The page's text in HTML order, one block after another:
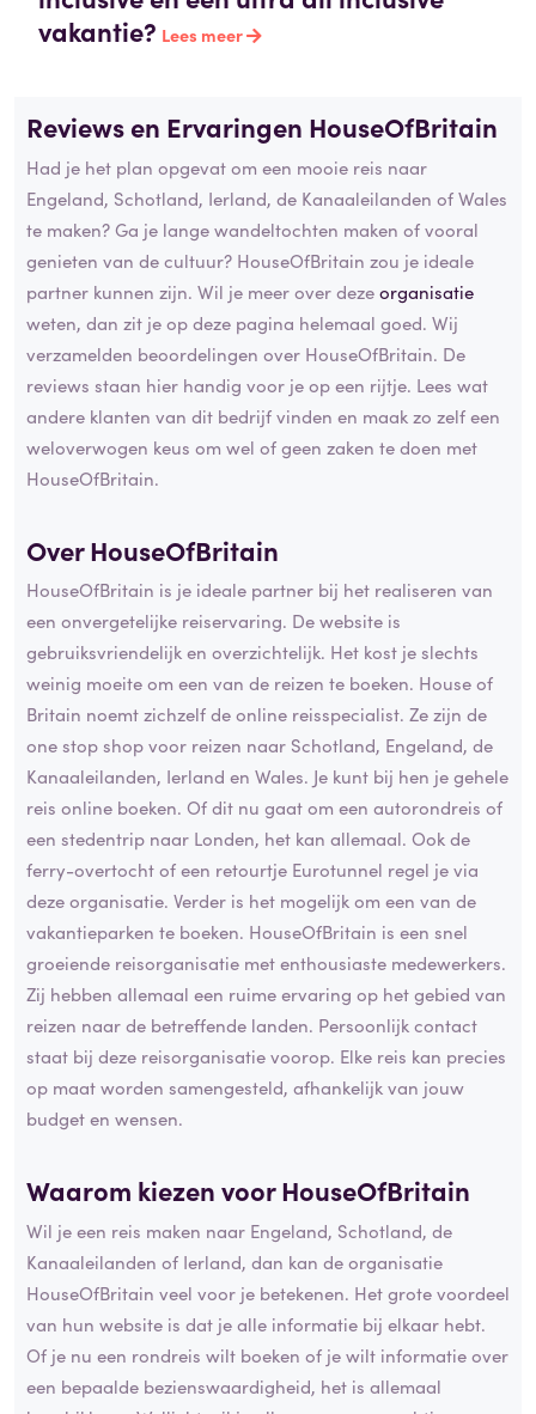
vakantie? Lees meer
Reviews en Ervaringen HouseOfBritain
Had je het plan opgevat om een mooie reis naar
Engeland, Schotland, Ierland, de Kanaaleilanden of Wales
te maken? Ga je lange wandeltochten maken of vooral
genieten van de cultuur? HouseOfBritain zou je ideale
partner kunnen zijn. Wil je meer over dezeorganisatie
weten, dan zit je op deze pagina helemaal goed. Wij
verzamelden beoordelingen over HouseOfBritain. De
reviews staan hier handig voor je op een rijtje. Lees wat
andere klanten van dit bedrijf vinden en maak zo zelf een
weloverwogen keus om wel of geen zaken te doen met
HouseOfBritain.
Over HouseOfBritain
HouseOfBritain is je ideale partner bij het realiseren van
een onvergetelijke reiservaring. De website is
gebruiksvriendelijk en overzichtelijk. Het kost je slechts
weinig moeite om een van de reizen te boeken. House of
Britain noemt zichzelf de online reisspecialist. Ze zijn de
one stop shop voor reizen naar Schotland, Engeland, de
Kanaaleilanden, Ierland en Wales. Je kunt bij hen je gehele
reis online boeken. Of dit nu gaat om een autorondreis of
een stedentrip naar Londen, het kan allemaal. Ook de
ferry-overtocht of een retourtje Eurotunnel regel je via
deze organisatie. Verder is het mogelijk om een van de
vakantieparken te boeken. HouseOfBritain is een snel
groeiende reisorganisatie met enthousiaste medewerkers.
Zij hebben allemaal een ruime ervaring op het gebied van
reizen naar de betreffende landen. Persoonlijk contact
staat bij deze reisorganisatie voorop. Elke reis kan precies
op maat worden samengesteld, afhankelijk van jouw
budget en wensen.
Waarom kiezen voor HouseOfBritain
Wil je een reis maken naar Engeland, Schotland, de
Kanaaleilanden of Ierland, dan kan de organisatie
HouseOfBritain veel voor je betekenen. Het grote voordeel
van hun website is dat je alle informatie bij elkaar hebt.
Of je nu een rondreis wilt boeken of je wilt informatie over
een bepaalde bezienswaardigheid, het is allemaal